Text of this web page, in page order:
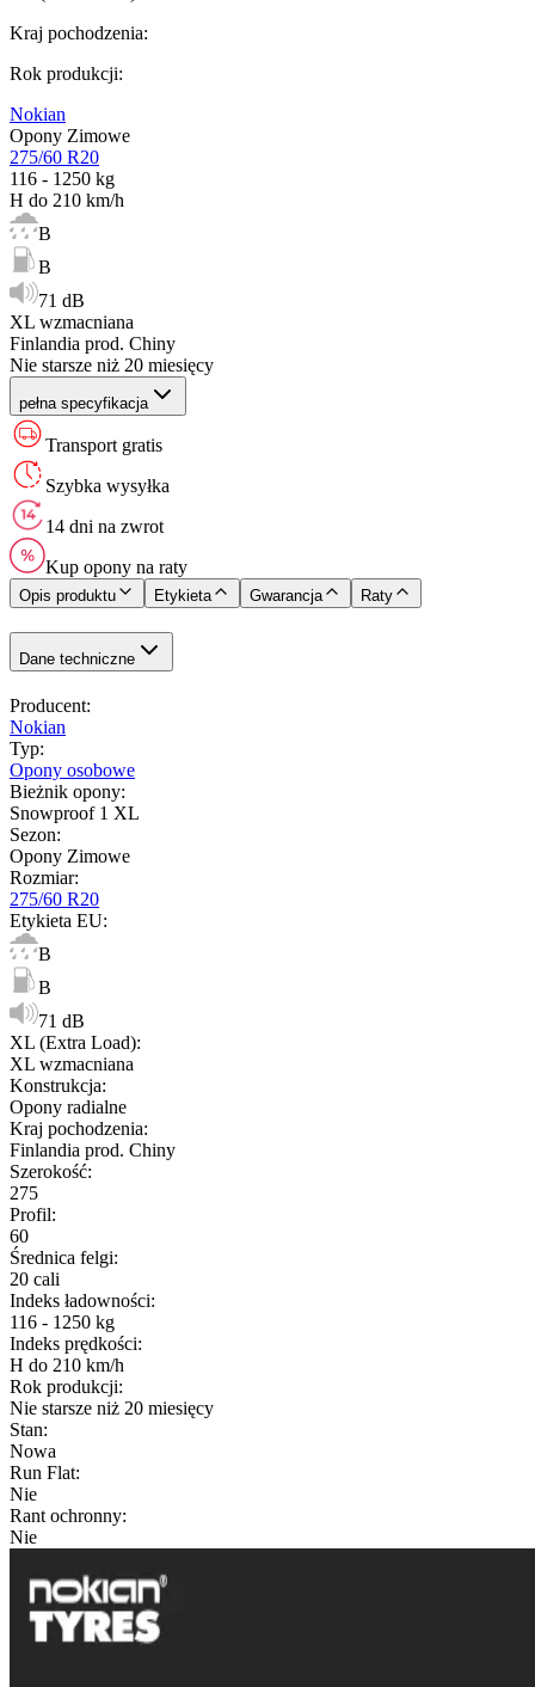
Kraj pochodzenia:
Rok produkcji:
Nokian
Opony Zimowe
275/60 R20
116 - 1250 kg
H do 210 km/h
B
B
71 dB
XL wzmacniana
Finlandia prod. Chiny
Nie starsze niż 20 miesięcy
pełna specyfikacja
Transport gratis
Szybka wysyłka
14 dni na zwrot
Kup opony na raty
Opis produktu Etykieta Gwarancja Raty
Dane techniczne
Producent:
Nokian
Typ:
Opony osobowe
Bieżnik opony:
Snowproof 1 XL
Sezon:
Opony Zimowe
Rozmiar:
275/60 R20
Etykieta EU:
B
B
71 dB
XL (Extra Load):
XL wzmacniana
Konstrukcja:
Opony radialne
Kraj pochodzenia:
Finlandia prod. Chiny
Szerokość:
275
Profil:
60
Średnica felgi:
20 cali
Indeks ładowności:
116 - 1250 kg
Indeks prędkości:
H do 210 km/h
Rok produkcji:
Nie starsze niż 20 miesięcy
Stan:
Nowa
Run Flat:
Nie
Rant ochronny:
Nie